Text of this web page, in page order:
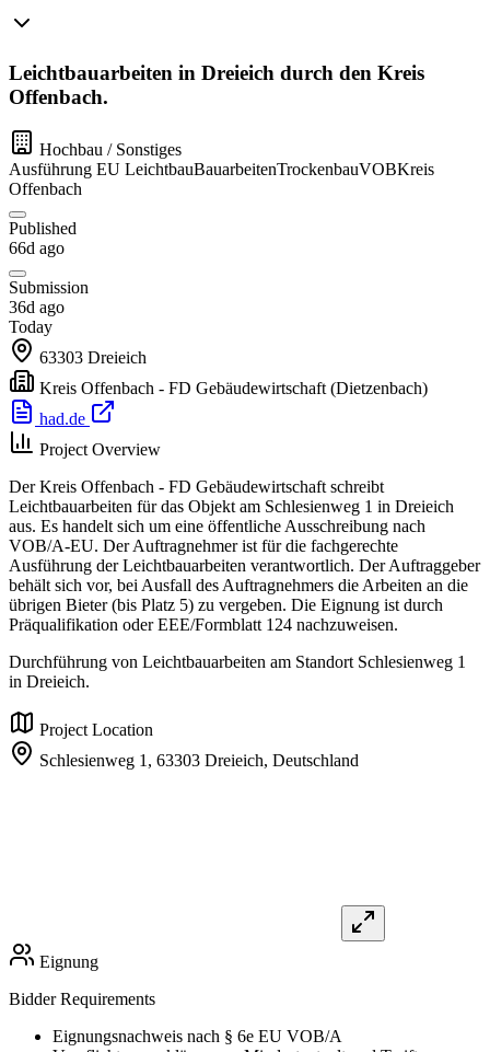
Leichtbauarbeiten in Dreieich durch den Kreis
Offenbach.
Hochbau / Sonstiges
Ausführung EU LeichtbauBauarbeitenTrockenbauVOBKreis
Offenbach
Published
66d ago
Submission
36d ago
Today
63303 Dreieich
Kreis Offenbach - FD Gebäudewirtschaft (Dietzenbach)
had.de
Project Overview
Der Kreis Offenbach - FD Gebäudewirtschaft schreibt
Leichtbauarbeiten für das Objekt am Schlesienweg 1 in Dreieich
aus. Es handelt sich um eine öffentliche Ausschreibung nach
VOB/A-EU. Der Auftragnehmer ist für die fachgerechte
Ausführung der Leichtbauarbeiten verantwortlich. Der Auftraggeber
behält sich vor, bei Ausfall des Auftragnehmers die Arbeiten an die
übrigen Bieter (bis Platz 5) zu vergeben. Die Eignung ist durch
Präqualifikation oder EEE/Formblatt 124 nachzuweisen.
Durchführung von Leichtbauarbeiten am Standort Schlesienweg 1
in Dreieich.
Project Location
Schlesienweg 1, 63303 Dreieich, Deutschland
Eignung
Bidder Requirements
Eignungsnachweis nach § 6e EU VOB/A